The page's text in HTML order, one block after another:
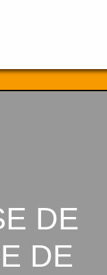
DE
DE